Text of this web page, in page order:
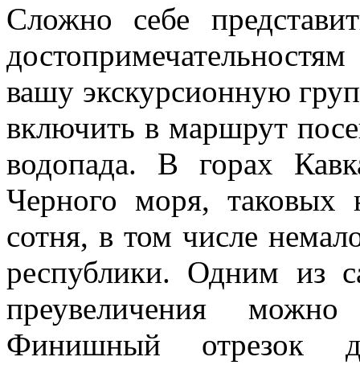
Сложно себе
вашу экскурсионную
включить в маршрут
водопада. В горах
Черного моря, таковых
сотня, в том числе
республики. Одним из
преувеличения
Финишный отрезок